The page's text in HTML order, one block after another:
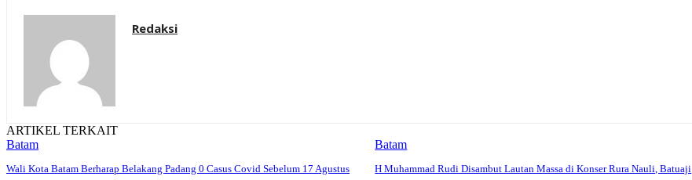
Redaksi
ARTIKEL TERKAIT
Batam
Wali Kota Batam Berharap Belakang Padang 0 Casus Covid Sebelum 17 Agustus
Batam
H Muhammad Rudi Disambut Lautan Massa di Konser Rura Nauli, Batuaji